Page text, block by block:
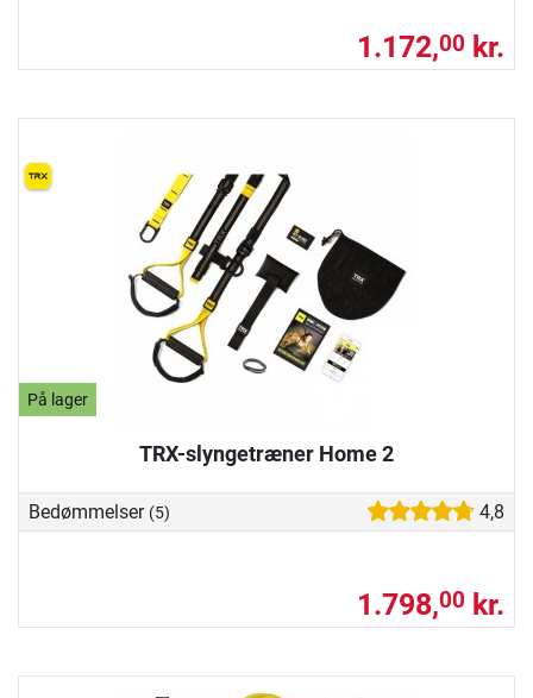
1.172,00 kr.
På lager
TRX-slyngetræner Home 2
Bedømmelser (5) 4,8
1.798,00 kr.